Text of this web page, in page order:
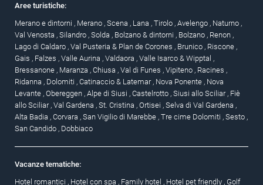
Aree turistiche:
Merano e dintorni , Merano , Scena , Lana , Tirolo , Avelengo , Naturno ,
Val Venosta , Silandro , Solda , Bolzano & dintorni , Bolzano , Renon ,
Lago di Caldaro , Val Pusteria & Plan de Corones , Brunico , Riscone ,
Gais , Falzes , Valle Aurina , Valdaora , Valle Isarco & Wipptal ,
Bressanone , Maranza , Chiusa , Val di Funes , Vipiteno , Racines ,
Ridanna , Dolomiti , Catinaccio & Latemar , Nova Ponente , Nova
Levante , Obereggen , Alpe di Siusi , Castelrotto , Siusi allo Sciliar , Fiè
allo Sciliar , Val Gardena , St. Cristina , Ortisei , Selva di Val Gardena ,
Alta Badia , Corvara , San Vigilio di Marebbe , Tre cime Dolomiti , Sesto ,
San Candido , Dobbiaco
Vacanze tematiche:
Hotel romantici , Hotel con spa , Family hotel , Hotel pet friendly , Golf